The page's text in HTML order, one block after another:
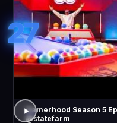
27
Gamerhood Season 5
@statefarm